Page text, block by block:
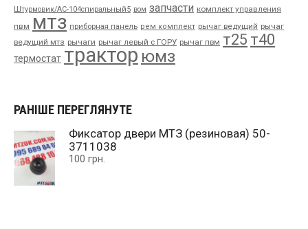
Штурмовик/АС-104спиральный5 вом запчасти комплект управления
пвм мтз приборная панель рем комплект рычаг ведущий рычаг
ведущий мтз рычаги рычаг левый с ГОРУ рычаг пвм т25 т40
термостат трактор юмз
РАНІШЕ ПЕРЕГЛЯНУТЕ
Фиксатор двери МТЗ (резиновая) 50-
3711038
100 грн.